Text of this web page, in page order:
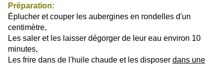
Préparation:
Éplucher et couper les aubergines en rondelles d'un
centimètre,
Les saler et les laisser dégorger de leur eau environ 10
minutes,
Les frire dans de l'huile chaude et les disposer dans une